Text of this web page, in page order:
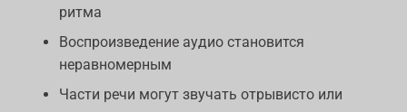
ритма
Воспроизведение аудио становится
неравномерным
Части речи могут звучать отрывисто или